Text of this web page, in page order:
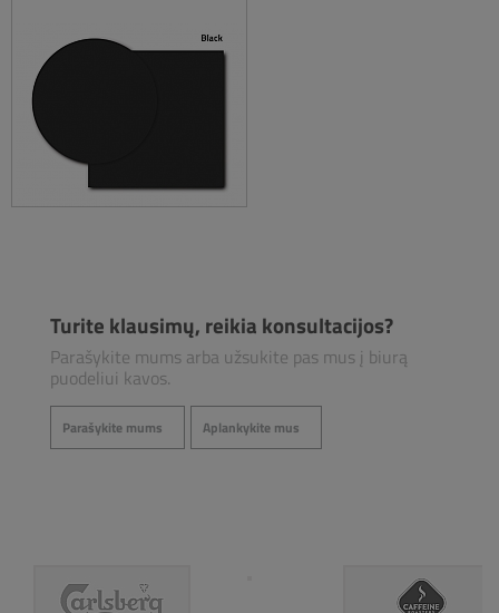
Turite klausimų, reikia konsultacijos?
Parašykite mums arba užsukite pas mus į biurą
puodeliui kavos.
Parašykite mums Aplankykite mus